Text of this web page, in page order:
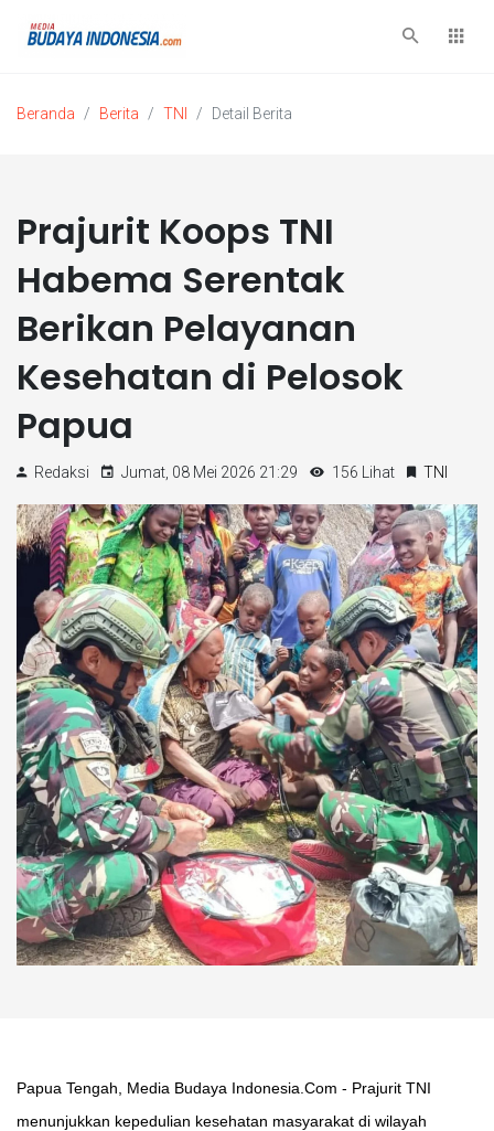
Beranda Berita TNI Detail Berita
Prajurit Koops TNI
Habema Serentak
Berikan Pelayanan
Kesehatan di Pelosok
Papua
Redaksi Jumat, 08 Mei 2026 21:29 156 Lihat TNI
Papua Tengah, Media Budaya Indonesia.Com - Prajurit TNI
menunjukkan kepedulian kesehatan masyarakat di wilayah